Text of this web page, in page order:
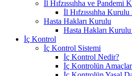
İl Hıfzıssıhha ve Pandemi
İl Hıfzıssıhha
Hasta Hakları Kurulu
Hasta Hakları Kurulu
İç Kontrol
İç Kontrol Sistemi
İç Kontrol Nedir?
İç Kontrolün